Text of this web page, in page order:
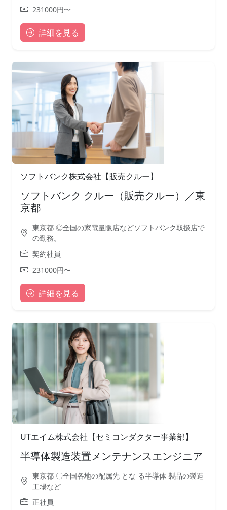
231000円〜
詳細を見る
ソフトバンク株式会社【販売クルー】
ソフトバンク クルー（販売クルー）／東
京都
東京都 ◎全国の家電量販店などソフトバンク取扱店で
の勤務。
契約社員
231000円〜
詳細を見る
UTエイム株式会社【セミコンダクター事業部】
半導体製造装置メンテナンスエンジニア
東京都 〇全国各地の配属先 とな る半導体 製品の製造
工場など
正社員